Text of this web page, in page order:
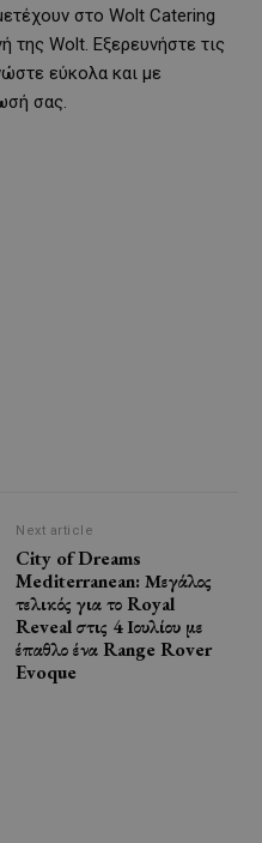
στο Wolt Catering
της Wolt. Εξερευνήστε τις
εύκολα και με
σας.
Next article
City of Dreams
Mediterranean: Μεγάλος
τελικός για το Royal
Reveal στις 4 Ιουλίου με
έπαθλο ένα Range Rover
Evoque